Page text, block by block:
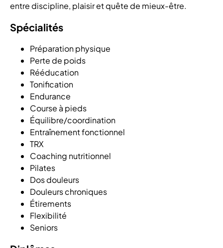
entre discipline, plaisir et quête de mieux-être.
Spécialités
Préparation physique
Perte de poids
Rééducation
Tonification
Endurance
Course à pieds
Équilibre/coordination
Entraînement fonctionnel
TRX
Coaching nutritionnel
Pilates
Dos douleurs
Douleurs chroniques
Étirements
Flexibilité
Seniors